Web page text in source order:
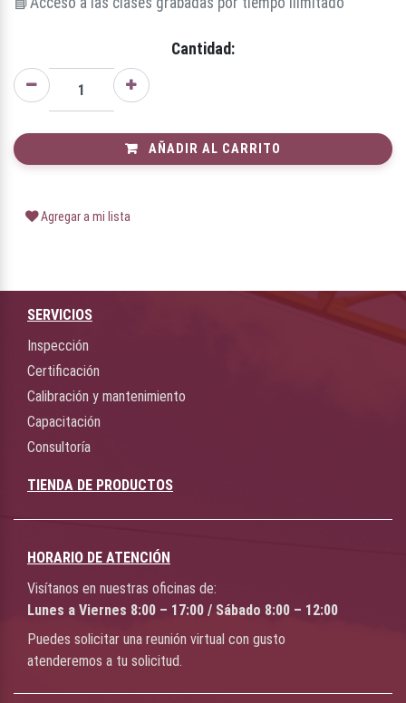
Cantidad:
AÑADIR AL CARRITO
Agregar a mi lista
SERVICIOS
Inspección
Certificación
Calibración y mantenimiento
Capacitación
Consultoría
TIENDA DE PRODUCTOS
HORARIO DE ATENCIÓN
Visítanos en nuestras oficinas de:
Lunes a Viernes 8:00 – 17:00 / Sábado 8:00 – 12:00
Puedes solicitar una reunión virtual con gusto
atenderemos a tu solicitud.